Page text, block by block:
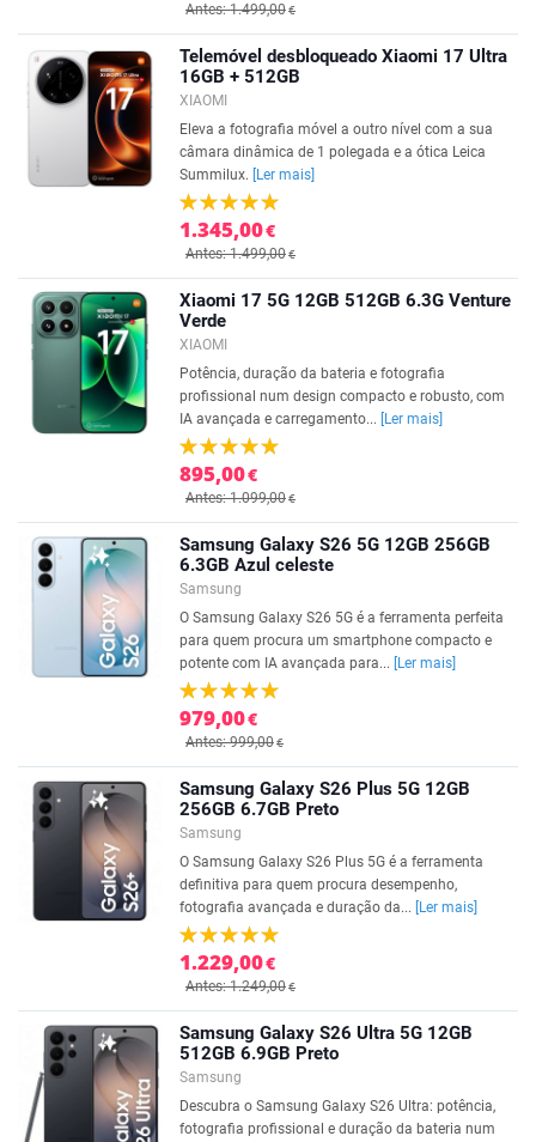
Antes: 1.499,00€
Telemóvel desbloqueado Xiaomi 17 Ultra
16GB + 512GB
XIAOMI
Eleva a fotografia móvel a outro nível com a sua
câmara dinâmica de 1 polegada e a ótica Leica
Summilux.
[Ler mais]
1.345,00€
Antes: 1.499,00€
Xiaomi 17 5G 12GB 512GB 6.3G Venture
Verde
XIAOMI
Potência, duração da bateria e fotografia
profissional num design compacto e robusto, com
IA avançada e carregamento...
[Ler mais]
895,00€
Antes: 1.099,00€
Samsung Galaxy S26 5G 12GB 256GB
6.3GB Azul celeste
Samsung
O Samsung Galaxy S26 5G é a ferramenta perfeita
para quem procura um smartphone compacto e
potente com IA avançada para...
[Ler mais]
979,00€
Antes: 999,00€
Samsung Galaxy S26 Plus 5G 12GB
256GB 6.7GB Preto
Samsung
O Samsung Galaxy S26 Plus 5G é a ferramenta
definitiva para quem procura desempenho,
fotografia avançada e duração da...
[Ler mais]
1.229,00€
Antes: 1.249,00€
Samsung Galaxy S26 Ultra 5G 12GB
512GB 6.9GB Preto
Samsung
Descubra o Samsung Galaxy S26 Ultra: potência,
fotografia profissional e duração da bateria num